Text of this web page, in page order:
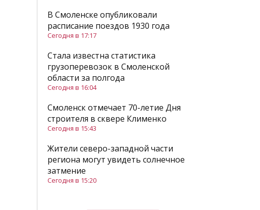
В Смоленске опубликовали
расписание поездов 1930 года
Сегодня в 17:17
Стала известна статистика
грузоперевозок в Смоленской
области за полгода
Сегодня в 16:04
Смоленск отмечает 70-летие Дня
строителя в сквере Клименко
Сегодня в 15:43
Жители северо-западной части
региона могут увидеть солнечное
затмение
Сегодня в 15:20